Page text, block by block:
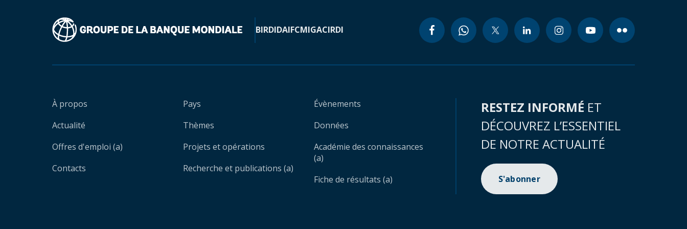
BIRDIDAIFCMIGACIRDI
À propos
Actualité
Offres d'emploi (a)
Contacts
Pays
Thèmes
Projets et opérations
Recherche et publications (a)
Évènements
Données
Académie des connaissances
(a)
Fiche de résultats (a)
RESTEZ INFORMÉ ET
DÉCOUVREZ L’ESSENTIEL
DE NOTRE ACTUALITÉ
S'abonner